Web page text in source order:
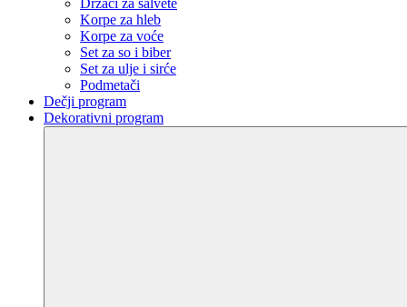
Držači za salvete
Korpe za hleb
Korpe za voće
Set za so i biber
Set za ulje i sirće
Podmetači
Dečji program
Dekorativni program